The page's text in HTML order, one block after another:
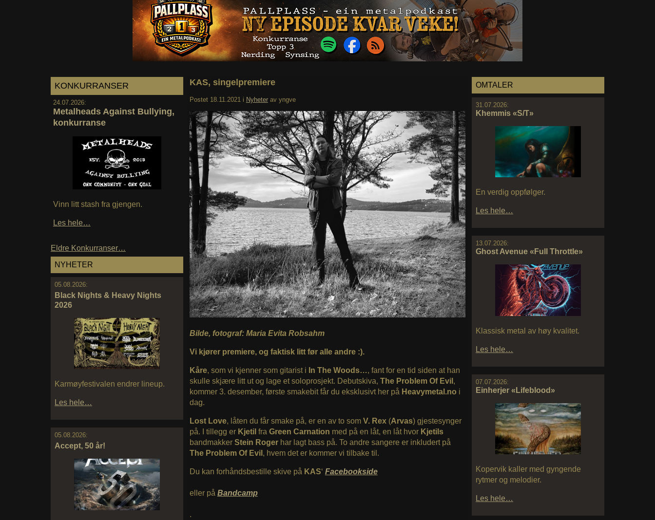
KONKURRANSER
24.07.2026:
Metalheads Against Bullying,
konkurranse
Vinn litt stash fra gjengen.
Les hele…
Eldre Konkurranser…
NYHETER
05.08.2026:
Black Nights & Heavy Nights
2026
Karmøyfestivalen endrer lineup.
Les hele…
05.08.2026:
Accept, 50 år!
OMTALER
31.07.2026:
Khemmis «S/T»
En verdig oppfølger.
Les hele…
13.07.2026:
Ghost Avenue «Full Throttle»
Klassisk metal av høy kvalitet.
Les hele…
07.07.2026:
Einherjer «Lifeblood»
Kopervik kaller med gyngende
rytmer og melodier.
Les hele…
KAS, singelpremiere
Postet 18.11.2021 i Nyheter av yngve
Bilde, fotograf: Maria Evita Robsahm
Vi kjører premiere, og faktisk litt før alle andre :).
Kåre, som vi kjenner som gitarist i In The Woods…, fant for en tid siden at han
skulle skjære litt ut og lage et soloprosjekt. Debutskiva, The Problem Of Evil ,
kommer 3. desember, første smakebit får du eksklusivt her på Heavymetal.no i
dag.
Lost Love, låten du får smake på, er en av to som V. Rex(Arvas) gjestesynger
på. I tillegg er Kjetil fra Green Carnation med på en låt, en låt hvor Kjetils
bandmakker Stein Rogerhar lagt bass på. To andre sangere er inkludert på
The Problem Of Evil , hvem det er kommer vi tilbake til.
Du kan forhåndsbestille skive på KAS‘ Facebookside
eller på Bandcamp
.